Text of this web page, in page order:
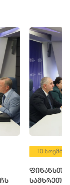
10
ფინანსთა
სამხრეთ